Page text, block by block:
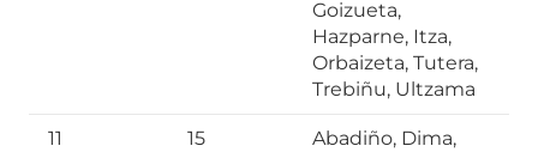
Goizueta,
Hazparne, Itza,
Orbaizeta, Tutera,
Trebiñu, Ultzama
11 15
Abadiño, Dima,